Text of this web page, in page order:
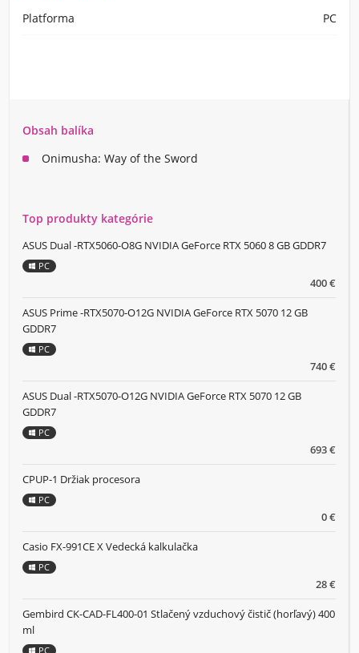
Platforma PC
Obsah balíka
Onimusha: Way of the Sword
Top produkty kategórie
400 €
ASUS Dual -RTX5060-O8G NVIDIA GeForce RTX 5060 8 GB GDDR7
PC
740 €
ASUS Prime -RTX5070-O12G NVIDIA GeForce RTX 5070 12 GB
GDDR7
PC
693 €
ASUS Dual -RTX5070-O12G NVIDIA GeForce RTX 5070 12 GB
GDDR7
PC
0 €
CPUP-1 Držiak procesora
PC
28 €
Casio FX-991CE X Vedecká kalkulačka
PC
Gembird CK-CAD-FL400-01 Stlačený vzduchový čistič (horľavý) 400
ml
PC